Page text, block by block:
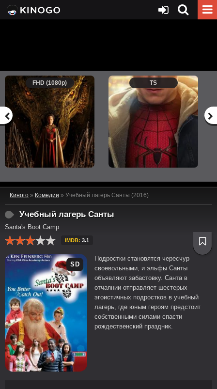
FHD (1080p) TS
Киного » Комедии » Учебный лагерь Санты (2016)
Учебный лагерь Санты
Santa's Boot Camp
IMDB: 3.1
SD
Подростки становятся чересчур
своевольными, и эльфы Санты
объявляют забастовку. Санта в
отчаянии отправляет шестерых
эгоистичных подростков в учебный
лагерь, где юным героям предстоит
собственными силами спасти
рождественский праздник.